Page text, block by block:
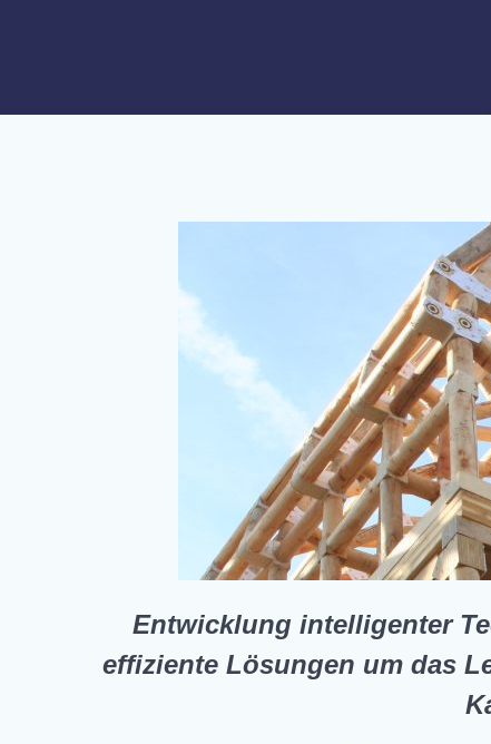
Entwicklung intelligenter
effiziente Lösungen um das